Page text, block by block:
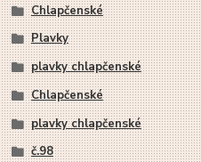
Chlapčenské
Plavky
plavky chlapčenské
Chlapčenské
plavky chlapčenské
č.98